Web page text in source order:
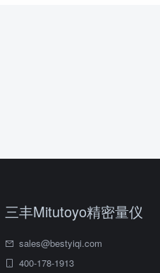
三丰Mitutoyo精密量仪
sales@bestyiqi.com
400-178-1913